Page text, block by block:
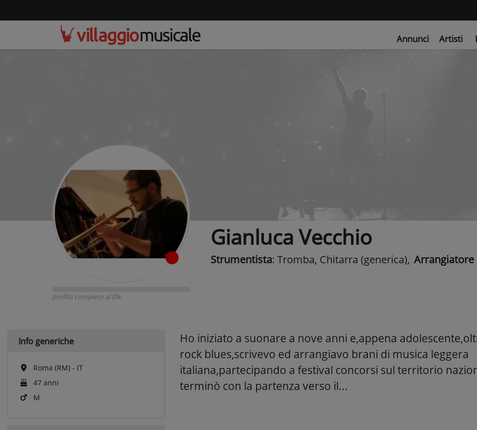
Annunci Artisti
profilo completo al 0%
Gianluca Vecchio
Strumentista: Tromba, Chitarra (generica), Arrangiatore
Info generiche
Roma (RM) - IT
47 anni
M
Ho iniziato a suonare a nove anni e,appena
rock blues,scrivevo ed arrangiavo brani di musica leggera
italiana,partecipando a festival concorsi sul territorio
terminò con la partenza verso il...